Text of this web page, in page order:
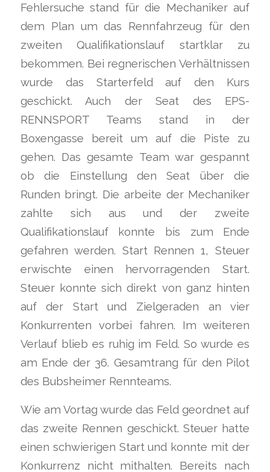
Fehlersuche stand für die Mechaniker auf
dem Plan um das Rennfahrzeug für den
zweiten Qualifikationslauf startklar zu
bekommen. Bei regnerischen Verhältnissen
wurde das Starterfeld auf den Kurs
geschickt. Auch der Seat des EPS-
RENNSPORT Teams stand in der
Boxengasse bereit um auf die Piste zu
gehen. Das gesamte Team war gespannt
ob die Einstellung den Seat über die
Runden bringt. Die arbeite der Mechaniker
zahlte sich aus und der zweite
Qualifikationslauf konnte bis zum Ende
gefahren werden. Start Rennen 1, Steuer
erwischte einen hervorragenden Start.
Steuer konnte sich direkt von ganz hinten
auf der Start und Zielgeraden an vier
Konkurrenten vorbei fahren. Im weiteren
Verlauf blieb es ruhig im Feld. So wurde es
am Ende der 36. Gesamtrang für den Pilot
des Bubsheimer Rennteams.
Wie am Vortag wurde das Feld geordnet auf
das zweite Rennen geschickt. Steuer hatte
einen schwierigen Start und konnte mit der
Konkurrenz nicht mithalten. Bereits nach